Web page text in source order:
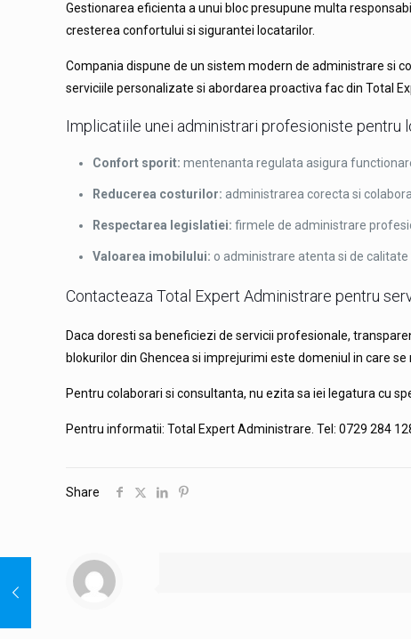
Gestionarea eficienta a unui bloc presupune multa
cresterea confortului si sigurantei locatarilor.
Compania dispune de un sistem modern de administrare si
serviciile personalizate si abordarea proactiva fac din Total
Implicatiile unei administrari profesioniste pentru
Confort sporit: mentenanta regulata asigura
Reducerea costurilor: administrarea corecta si
Respectarea legislatiei: firmele de administrare
Valoarea imobilului: o administrare atenta si de
Contacteaza Total Expert Administrare pentru
Daca doresti sa beneficiezi de servicii profesionale,
blokurilor din Ghencea si imprejurimi este domeniul in care
Pentru colaborari si consultanta, nu ezita sa iei legatura cu
Pentru informatii: Total Expert Administrare. Tel: 0729 284
Share